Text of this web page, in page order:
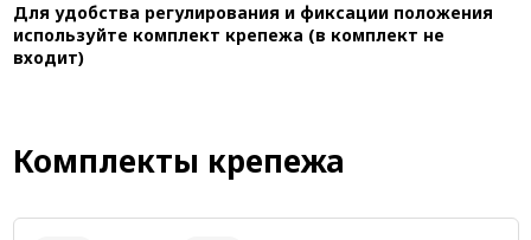
Для удобства регулирования и фиксации положения
используйте комплект крепежа (в комплект не
входит)
Комплекты крепежа